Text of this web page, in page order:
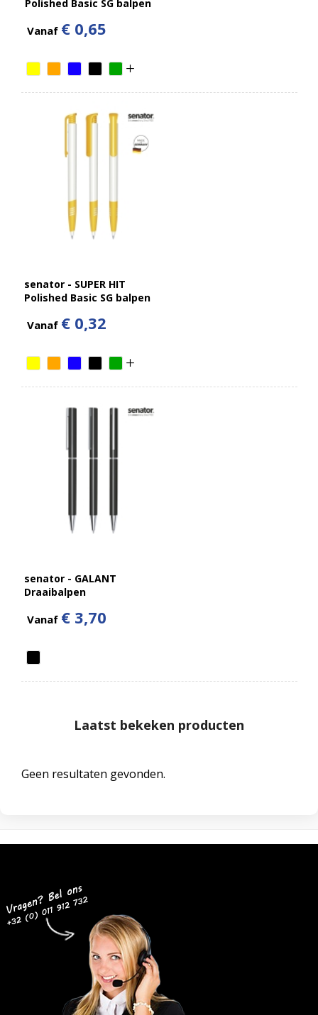
Polished Basic SG balpen
Vanaf € 0,65
senator - SUPER HIT
Polished Basic SG balpen
Vanaf € 0,32
senator - GALANT
Draaibalpen
Vanaf € 3,70
Laatst bekeken producten
Geen resultaten gevonden.